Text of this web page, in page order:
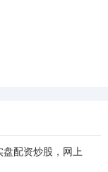
配资炒股，网上